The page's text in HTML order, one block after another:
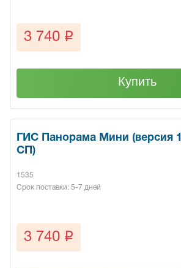
3 740 q
Купить
ГИС Панорама Мини (версия
СП)
1535
Срок поставки: 5-7 дней
3 740 q